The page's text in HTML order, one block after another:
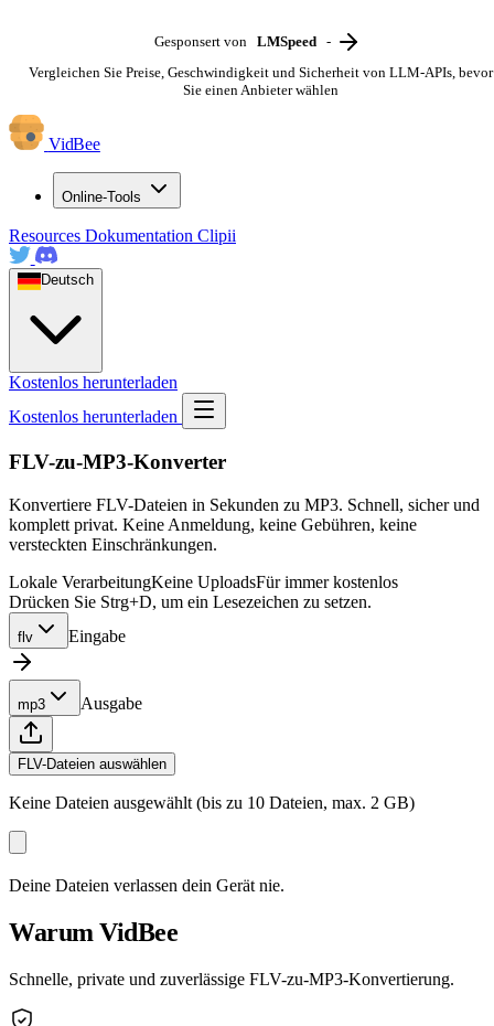
Gesponsert von LMSpeed -
Vergleichen Sie Preise, Geschwindigkeit und Sicherheit von LLM-APIs, bevor
Sie einen Anbieter wählen
VidBee
Online-Tools
Resources Dokumentation Clipii
Deutsch
Kostenlos herunterladen
Kostenlos herunterladen
FLV-zu-MP3-Konverter
Konvertiere FLV-Dateien in Sekunden zu MP3. Schnell, sicher und
komplett privat. Keine Anmeldung, keine Gebühren, keine
versteckten Einschränkungen.
Lokale VerarbeitungKeine UploadsFür immer kostenlos
Drücken Sie Strg+D, um ein Lesezeichen zu setzen.
flv Eingabe
mp3 Ausgabe
FLV-Dateien auswählen
Keine Dateien ausgewählt (bis zu 10 Dateien, max. 2 GB)
Deine Dateien verlassen dein Gerät nie.
Warum VidBee
Schnelle, private und zuverlässige FLV-zu-MP3-Konvertierung.